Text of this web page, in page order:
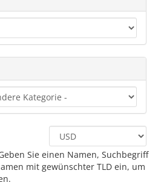
Sie einen Namen, Suchbegriff
mit gewünschter TLD ein, um